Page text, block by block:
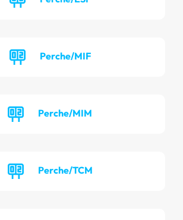
Perche/MIF
Perche/MIM
Perche/TCM